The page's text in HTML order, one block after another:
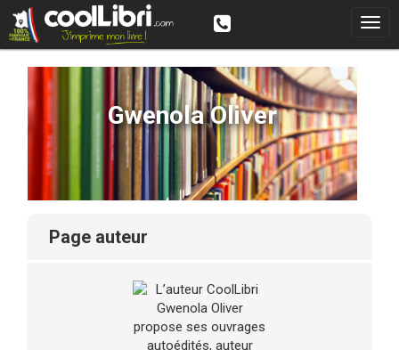
Gwenola Oliver
page auteur